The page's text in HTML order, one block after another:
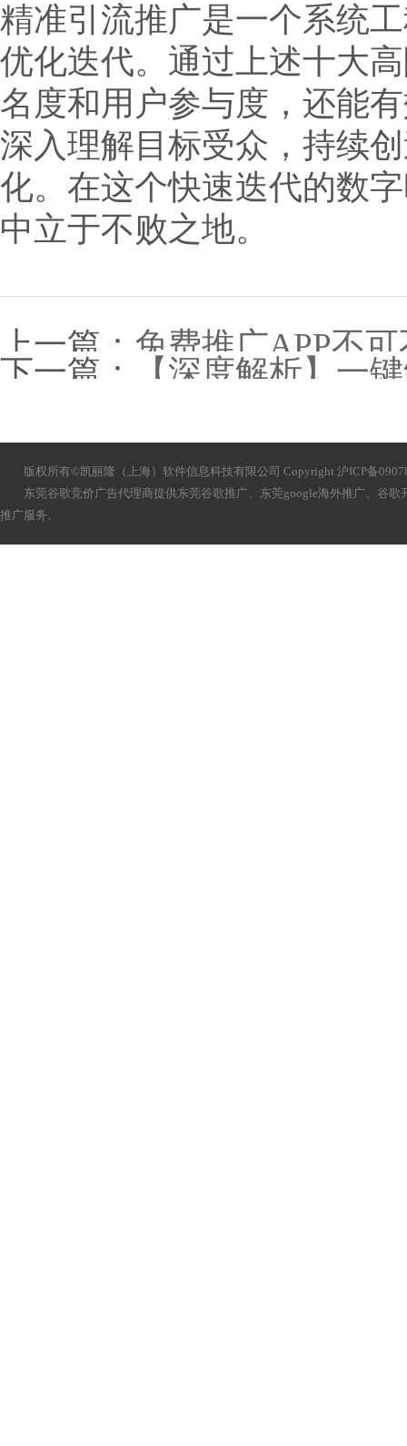
精准引流推广是一个系统
优化迭代。通过上述十大
名度和用户参与度，还能
深入理解目标受众，持续
化。在这个快速迭代的数
中立于不败之地。
上一篇： 免费推广APP不
下一篇：
【深度解析】一
版权所有©凯丽隆（上海）软件信息科技有限公司 Copyright 沪ICP备
东莞谷歌竞价广告代理商提供东莞谷歌推广、 东莞google海外推广、谷歌
推广服务。